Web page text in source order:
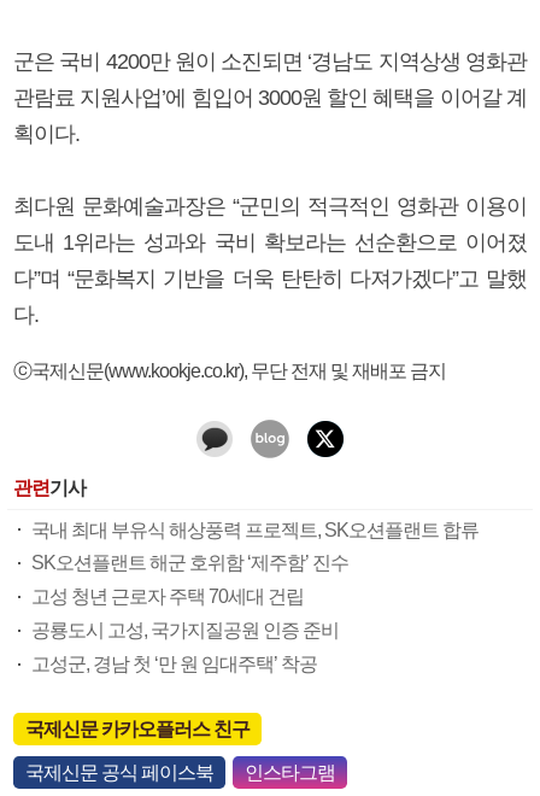
군은 국비 4200만 원이 소진되면 ‘경남도 지역상생 영화관
관람료 지원사업’에 힘입어 3000원 할인 혜택을 이어갈 계
획이다.
최다원 문화예술과장은 “군민의 적극적인 영화관 이용이
도내 1위라는 성과와 국비 확보라는 선순환으로 이어졌
다”며 “문화복지 기반을 더욱 탄탄히 다져가겠다”고 말했
다.
ⓒ국제신문(www.kookje.co.kr), 무단 전재 및 재배포 금지
관련기사
국내 최대 부유식 해상풍력 프로젝트, SK오션플랜트 합류
SK오션플랜트 해군 호위함 ‘제주함’ 진수
고성 청년 근로자 주택 70세대 건립
공룡도시 고성, 국가지질공원 인증 준비
고성군, 경남 첫 ‘만 원 임대주택’ 착공
국제신문 카카오플러스 친구
국제신문 공식 페이스북 인스타그램